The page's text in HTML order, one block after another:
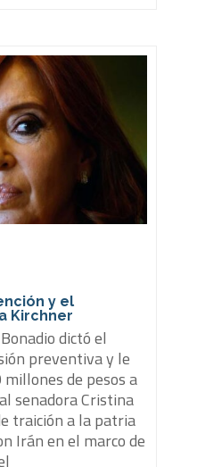
y el
Kirchner
dictó el
preventiva y le
de pesos a
senadora Cristina
traición a la patria
Irán en el marco de